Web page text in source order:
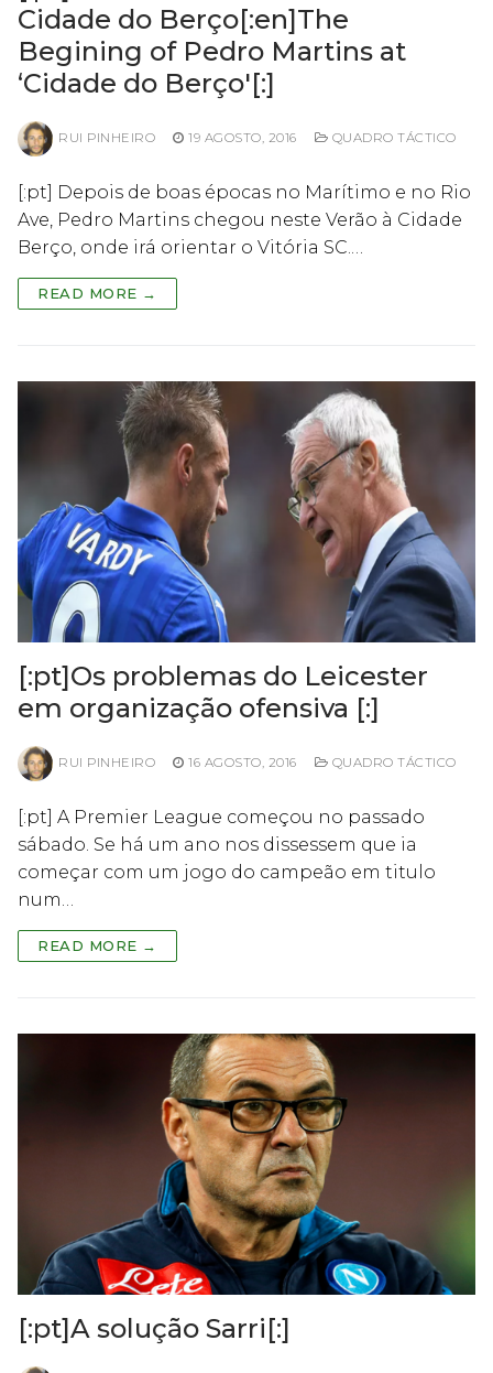
Cidade do Berço[:en]The
Begining of Pedro Martins at
‘Cidade do Berço'[:]
RUI PINHEIRO 19 AGOSTO, 2016 QUADRO TÁCTICO
[:pt] Depois de boas épocas no Marítimo e no Rio
Ave, Pedro Martins chegou neste Verão à Cidade
Berço, onde irá orientar o Vitória SC.…
READ MORE →
[:pt]Os problemas do Leicester
em organização ofensiva [:]
RUI PINHEIRO 16 AGOSTO, 2016 QUADRO TÁCTICO
[:pt] A Premier League começou no passado
sábado. Se há um ano nos dissessem que ia
começar com um jogo do campeão em titulo
num…
READ MORE →
[:pt]A solução Sarri[:]